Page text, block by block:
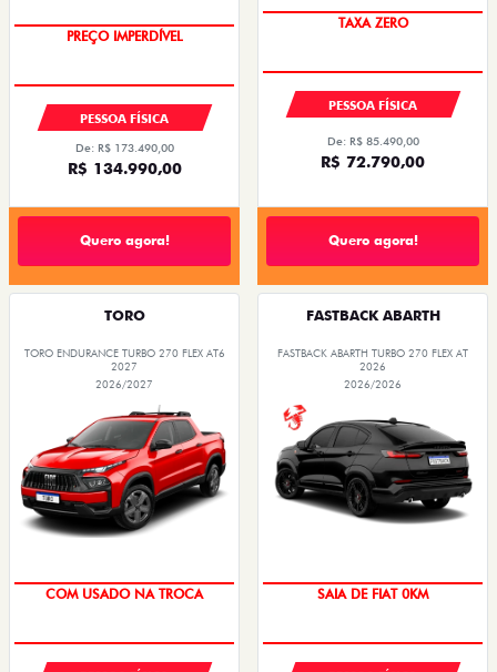
PREÇO IMPERDÍVEL
PESSOA FÍSICA
De: R$ 173.490,00
R$ 134.990,00
Quero agora!
TAXA ZERO
PESSOA FÍSICA
De: R$ 85.490,00
R$ 72.790,00
Quero agora!
TORO
TORO ENDURANCE TURBO 270 FLEX AT6
2027
2026/2027
COM USADO NA TROCA
FASTBACK ABARTH
FASTBACK ABARTH TURBO 270 FLEX AT
2026
2026/2026
SAIA DE FIAT 0KM